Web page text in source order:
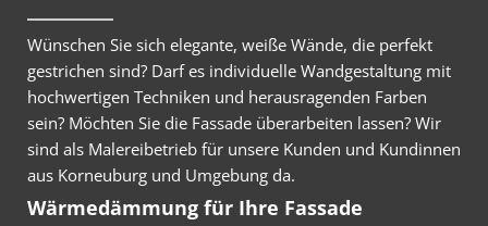
Wünschen Sie sich elegante, weiße Wände, die perfekt
gestrichen sind? Darf es individuelle Wandgestaltung mit
hochwertigen Techniken und herausragenden Farben
sein? Möchten Sie die Fassade überarbeiten lassen? Wir
sind als Malereibetrieb für unsere Kunden und Kundinnen
aus Korneuburg und Umgebung da.
Wärmedämmung für Ihre Fassade